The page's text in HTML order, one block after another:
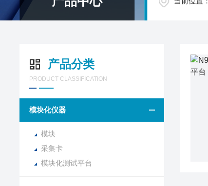
产品分类
PRODUCT CLASSIFICATION
模块化仪器
模块
采集卡
模块化测试平台